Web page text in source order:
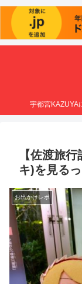
宇都宮KAZUYA
【佐渡旅
キ)を見る
お出かけレポ